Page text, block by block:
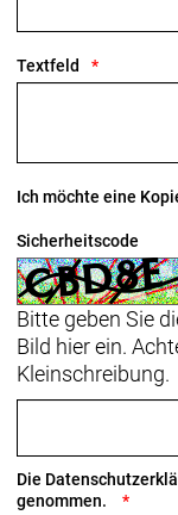
Textfeld
Ich möchte eine
Sicherheitscode
Bitte geben Sie
Bild hier ein.
Kleinschreibung.
Die
genommen.